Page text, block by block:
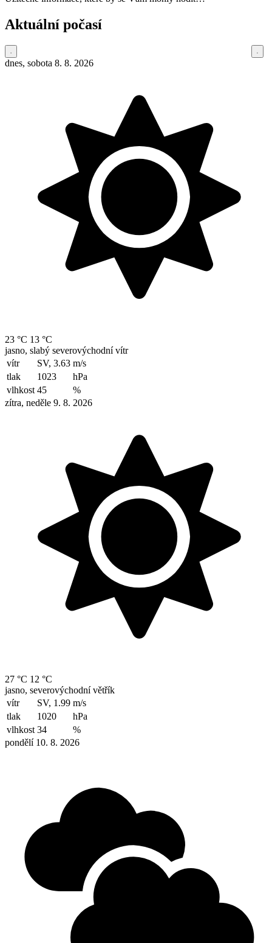
Aktuální počasí
dnes, sobota 8. 8. 2026
23 °C 13 °C
jasno, slabý severovýchodní vítr
vítr
SV, 3.63 m/s
tlak
1023
hPa
vlhkost 45
%
zítra, neděle 9. 8. 2026
27 °C 12 °C
jasno, severovýchodní větřík
vítr
SV, 1.99 m/s
tlak
1020
hPa
vlhkost 34
%
pondělí 10. 8. 2026